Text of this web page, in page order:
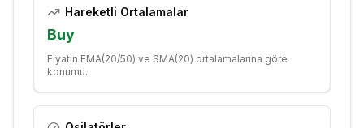
Hareketli Ortalamalar
Buy
Fiyatın EMA(20/50) ve SMA(20) ortalamalarına göre
konumu.